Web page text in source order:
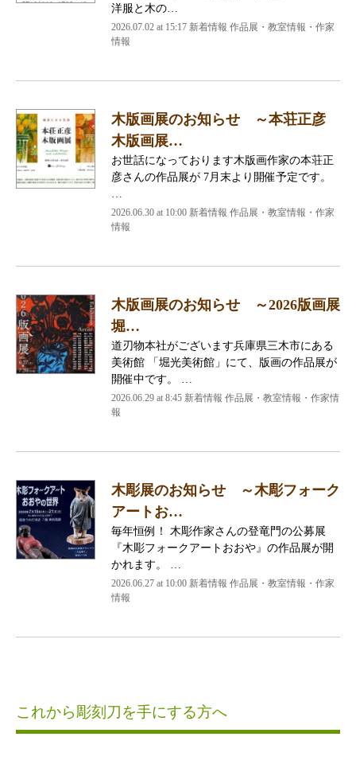
洋服と木の…
2026.07.02 at 15:17 新着情報 作品展・教室情報・作家
情報
木版画展のお知らせ ～本荘正彦
木版画展…
お世話になっております木版画作家の本荘正
彦さんの作品展が 7月末より開催予定です。
2026.06.30 at 10:00 新着情報 作品展・教室情報・作家
情報
木版画展のお知らせ ～2026版画展
堀…
道刃物本社がございます兵庫県三木市にある
美術館 「堀光美術館」にて、版画の作品展が
開催中です。 …
2026.06.29 at 8:45 新着情報 作品展・教室情報・作家情
報
木彫展のお知らせ ～木彫フォーク
アートお…
毎年恒例！ 木彫作家さんの登竜門の公募展
『木彫フォークアートおおや』の作品展が開
かれます。 …
2026.06.27 at 10:00 新着情報 作品展・教室情報・作家
情報
これから彫刻刀を手にする方へ